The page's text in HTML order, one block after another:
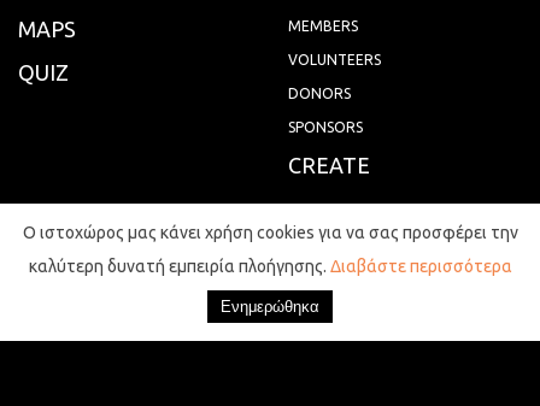
MAPS
QUIZ
MEMBERS
VOLUNTEERS
DONORS
SPONSORS
CREATE
FAQS
TERMS OF USE
PRIVACY POLICY
Ο ιστοχώρος μας κάνει χρήση cookies για να σας προσφέρει την
καλύτερη δυνατή εμπειρία πλοήγησης. Διαβάστε περισσότερα